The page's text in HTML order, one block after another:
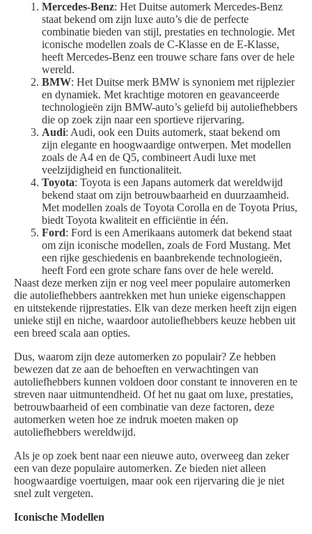
Mercedes-Benz: Het Duitse automerk Mercedes-Benz
staat bekend om zijn luxe auto’s die de perfecte
combinatie bieden van stijl, prestaties en technologie. Met
iconische modellen zoals de C-Klasse en de E-Klasse,
heeft Mercedes-Benz een trouwe schare fans over de hele
wereld.
BMW: Het Duitse merk BMW is synoniem met rijplezier
en dynamiek. Met krachtige motoren en geavanceerde
technologieën zijn BMW-auto’s geliefd bij autoliefhebbers
die op zoek zijn naar een sportieve rijervaring.
Audi: Audi, ook een Duits automerk, staat bekend om
zijn elegante en hoogwaardige ontwerpen. Met modellen
zoals de A4 en de Q5, combineert Audi luxe met
veelzijdigheid en functionaliteit.
Toyota: Toyota is een Japans automerk dat wereldwijd
bekend staat om zijn betrouwbaarheid en duurzaamheid.
Met modellen zoals de Toyota Corolla en de Toyota Prius,
biedt Toyota kwaliteit en efficiëntie in één.
Ford: Ford is een Amerikaans automerk dat bekend staat
om zijn iconische modellen, zoals de Ford Mustang. Met
een rijke geschiedenis en baanbrekende technologieën,
heeft Ford een grote schare fans over de hele wereld.
Naast deze merken zijn er nog veel meer populaire automerken
die autoliefhebbers aantrekken met hun unieke eigenschappen
en uitstekende rijprestaties. Elk van deze merken heeft zijn eigen
unieke stijl en niche, waardoor autoliefhebbers keuze hebben uit
een breed scala aan opties.
Dus, waarom zijn deze automerken zo populair? Ze hebben
bewezen dat ze aan de behoeften en verwachtingen van
autoliefhebbers kunnen voldoen door constant te innoveren en te
streven naar uitmuntendheid. Of het nu gaat om luxe, prestaties,
betrouwbaarheid of een combinatie van deze factoren, deze
automerken weten hoe ze indruk moeten maken op
autoliefhebbers wereldwijd.
Als je op zoek bent naar een nieuwe auto, overweeg dan zeker
een van deze populaire automerken. Ze bieden niet alleen
hoogwaardige voertuigen, maar ook een rijervaring die je niet
snel zult vergeten.
Iconische Modellen